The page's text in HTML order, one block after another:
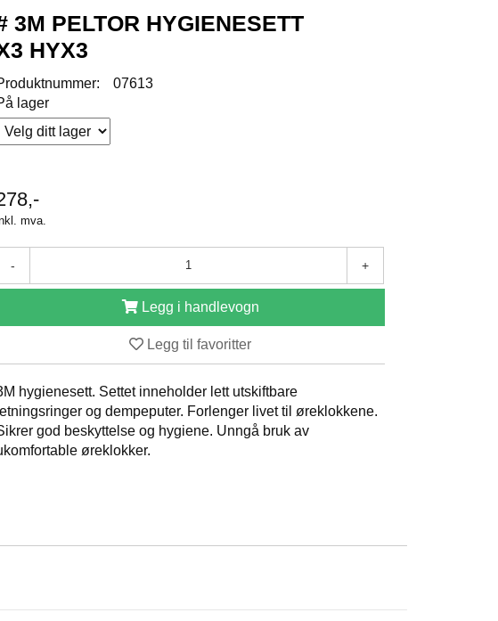
3M PELTOR HYGIENESETT
HYX3
07613
lager
mva.
- +
Legg i handlevogn
Legg til favoritter
hygienesett. Settet inneholder lett utskiftbare
og dempeputer. Forlenger livet til øreklokkene.
god beskyttelse og hygiene. Unngå bruk av
øreklokker.